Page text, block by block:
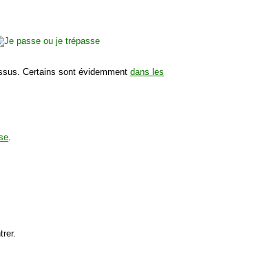
Certains sont évidemmentdans les